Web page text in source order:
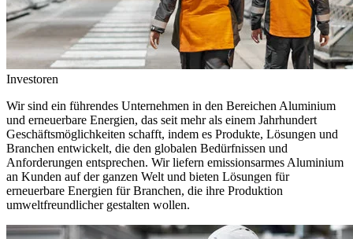
Investoren
Wir sind ein führendes Unternehmen in den Bereichen Aluminium
und erneuerbare Energien, das seit mehr als einem Jahrhundert
Geschäftsmöglichkeiten schafft, indem es Produkte, Lösungen und
Branchen entwickelt, die den globalen Bedürfnissen und
Anforderungen entsprechen. Wir liefern emissionsarmes Aluminium
an Kunden auf der ganzen Welt und bieten Lösungen für
erneuerbare Energien für Branchen, die ihre Produktion
umweltfreundlicher gestalten wollen.